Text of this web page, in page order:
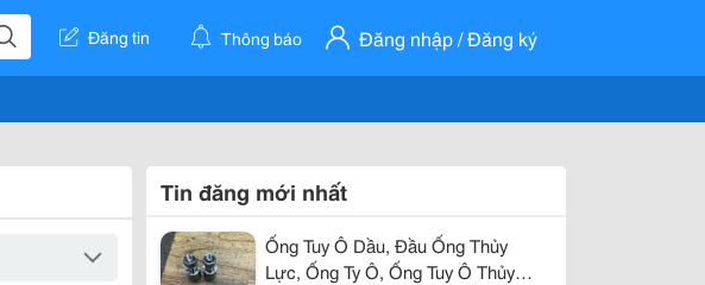
Đăng tin Thông báo Đăng nhập / Đăng ký
Tin đăng mới nhất
Ống Tuy Ô Dầu, Đầu Ống Thủy
Lực, Ống Ty Ô, Ống Tuy Ô Thủy